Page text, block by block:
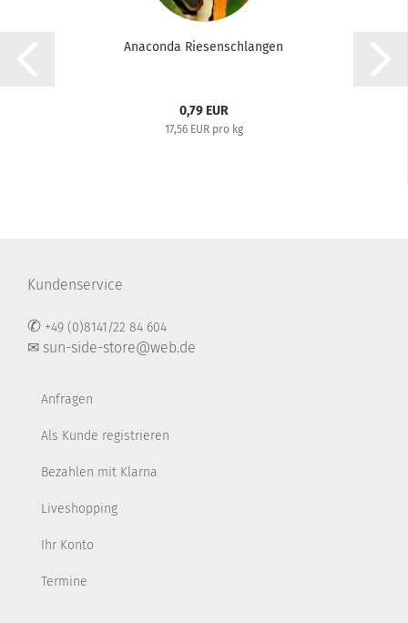
Anaconda Riesenschlangen
0,79 EUR
17,56 EUR pro kg
Kundenservice
✆ +49 (0)8141/22 84 604
✉ sun-side-store@web.de
Anfragen
Als Kunde registrieren
Bezahlen mit Klarna
Liveshopping
Ihr Konto
Termine